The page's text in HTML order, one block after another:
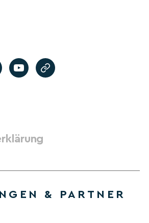
& PARTNER